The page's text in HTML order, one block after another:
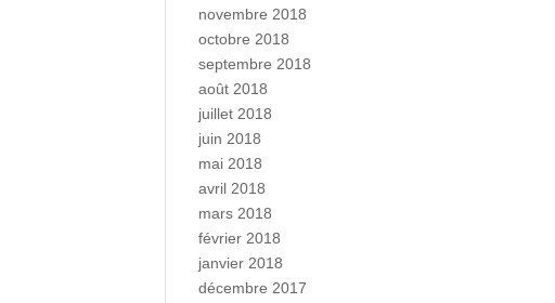
novembre 2018
octobre 2018
septembre 2018
août 2018
juillet 2018
juin 2018
mai 2018
avril 2018
mars 2018
février 2018
janvier 2018
décembre 2017